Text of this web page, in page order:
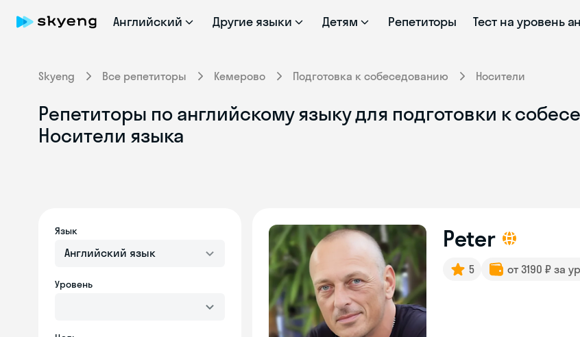
Английский Другие языки Детям Репетиторы Тест на уровень
Skyeng Все репетиторы Кемерово Подготовка к собеседованию Носители
Репетиторы по английскому языку для подготовки к
Носители языка
Язык
Английский язык
Уровень
Peter
5 от 3190 ₽ за